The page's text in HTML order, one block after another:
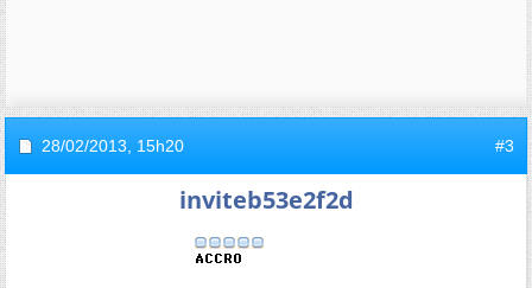
28/02/2013, 15h20 #3
inviteb53e2f2d